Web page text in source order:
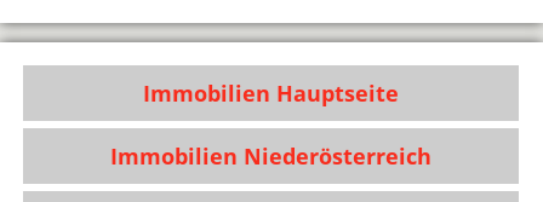
Immobilien Hauptseite
Immobilien Niederösterreich